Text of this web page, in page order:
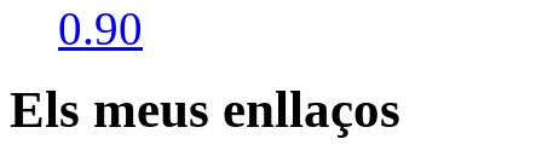
Els meus enllaços